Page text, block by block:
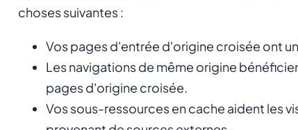
choses suivantes :
Vos pages d'entrée d'origine croisée ont un
Les navigations de même origine
pages d'origine croisée.
Vos sous-ressources en cache aident les